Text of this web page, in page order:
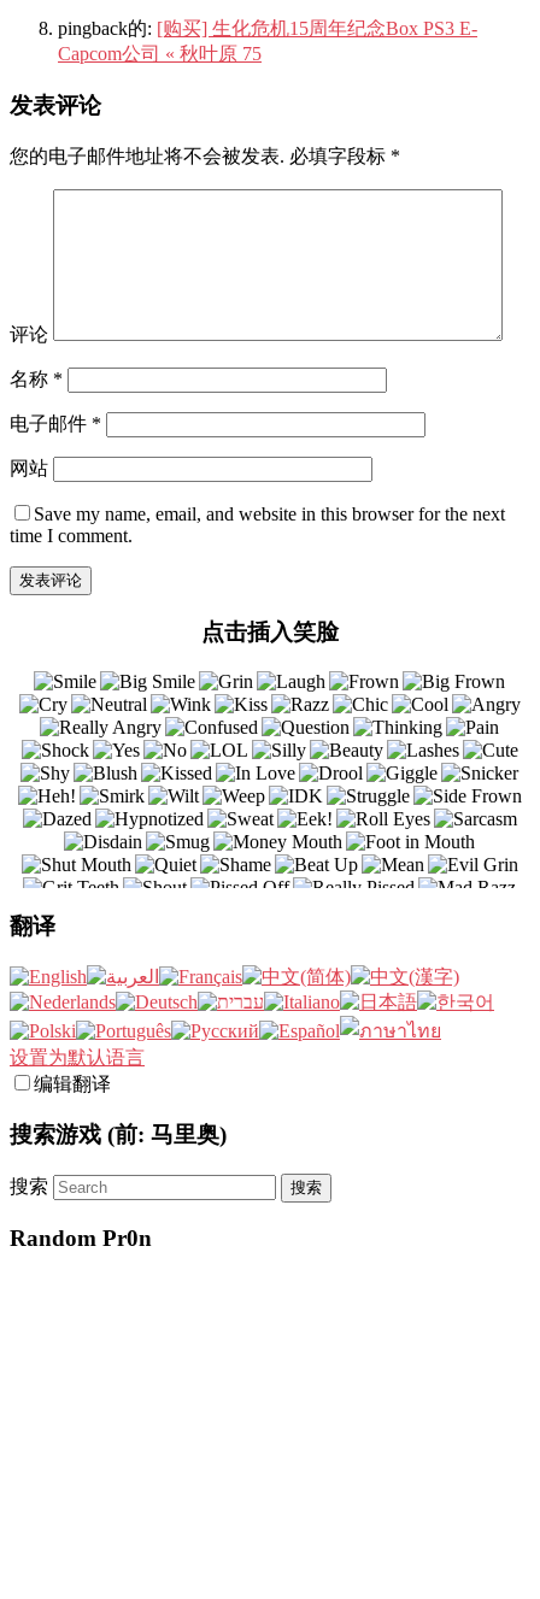
pingback的: [购买] 生化危机15周年纪念Box PS3 E-
Capcom公司 « 秋叶原 75
发表评论
您的电子邮件地址将不会被发表. 必填字段标 *
评论
名称 *
电子邮件 *
网站
Save my name, email, and website in this browser for the next
time I comment.
点击插入笑脸
翻译
设置为默认语言
编辑翻译
搜索游戏 (前: 马里奥)
搜索
Random Pr0n